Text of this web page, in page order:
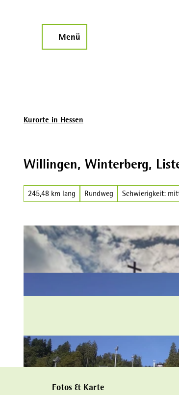
Menü
Kurorte in Hessen
Willingen, Winterberg,
245,48 km lang Rundweg Schwierigkeit:
Fotos & Karte